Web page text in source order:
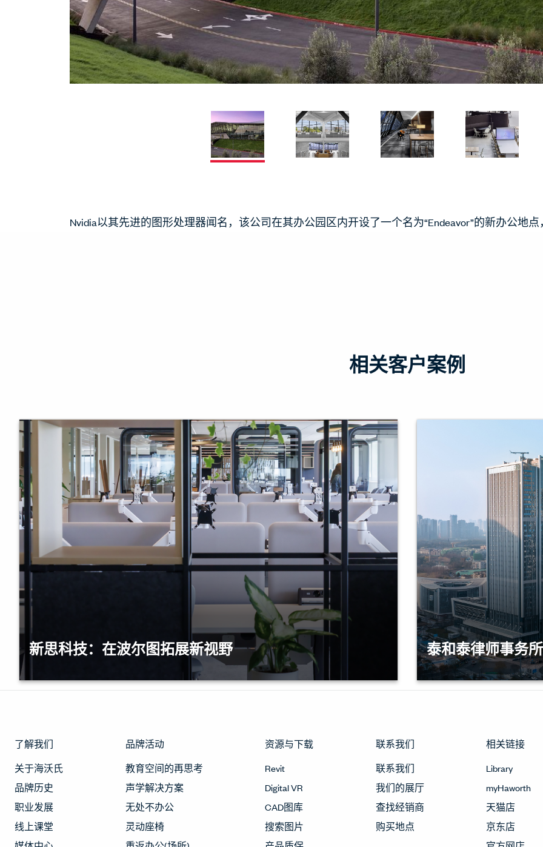
Nvidia以其先进的图形处理器闻名，该公司在其办公园区内开设了一个名为“Endeavor”的新办公地
相关客户案例
新思科技：在波尔图拓展新视野
随着新思科技在葡萄牙的持续发展，对更多办公空间的需
求日益明显。公司在波尔图办公室新增一层楼，不仅是面
作方式而设计的空间中。
泰和泰律师事务
这一合作模式不仅为
考，也预示着法律行业
了解我们
关于海沃氏
品牌历史
职业发展
线上课堂
品牌活动
教育空间的再思考
声学解决方案
无处不办公
灵动座椅
资源与下载
Revit
Digital VR
CAD图库
搜索图片
联系我们
联系我们
我们的展厅
查找经销商
购买地点
相关链接
Library
myHaworth
天猫店
京东店